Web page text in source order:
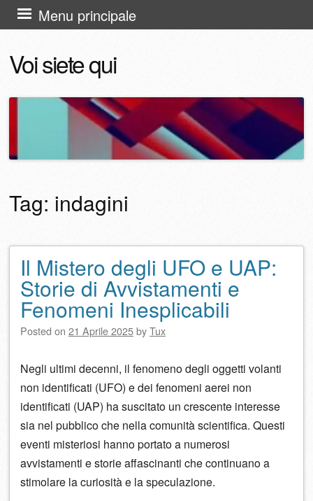
Voi siete qui
Menu principale
al
contenuto
Tag: indagini
Navigazione articolo
Il Mistero degli UFO e UAP:
Storie di Avvistamenti e
Fenomeni Inesplicabili
Posted on 21 Aprile 2025byTux
Negli ultimi decenni, il fenomeno degli oggetti volanti
non identificati (UFO) e dei fenomeni aerei non
identificati (UAP) ha suscitato un crescente interesse
sia nel pubblico che nella comunità scientifica. Questi
eventi misteriosi hanno portato a numerosi
avvistamenti e storie affascinanti che continuano a
stimolare la curiosità e la speculazione.